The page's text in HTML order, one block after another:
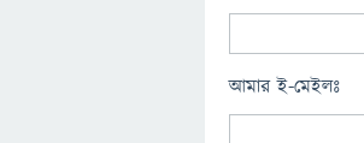
আমার ই-মেইলঃ